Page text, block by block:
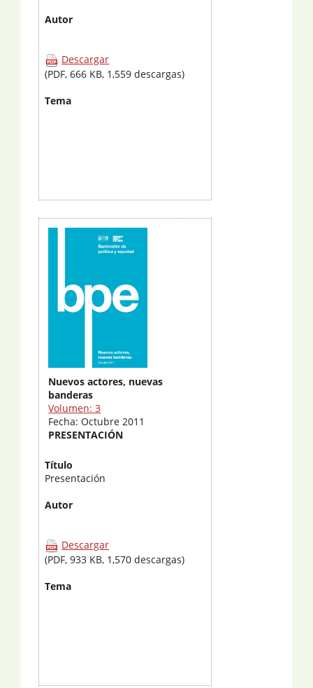
Autor
Descargar
(PDF, 666 KB, 1,559 descargas)
Tema
Nuevos actores, nuevas
banderas
Volumen: 3
Fecha: Octubre 2011
PRESENTACIÓN
Título
Presentación
Autor
Descargar
(PDF, 933 KB, 1,570 descargas)
Tema